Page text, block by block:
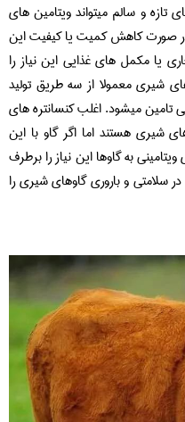
و سالم میتواند ویتامین های
در صورت کاهش کمیت یا کیفیت این
یا مکمل های غذایی این نیاز را
شیری معمولا از سه طریق تولید
تامین میشود. اغلب کنسانتره های
شیری هستند اما اگر گاو با این
به گاوها این نیاز را برطرف
سلامتی و باروری گاوهای شیری را